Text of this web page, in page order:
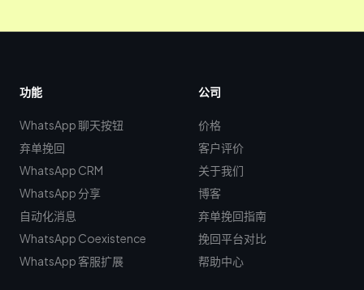
功能
WhatsApp 聊天按钮
弃单挽回
WhatsApp CRM
WhatsApp 分享
自动化消息
WhatsApp Coexistence
WhatsApp 客服扩展
公司
价格
客户评价
关于我们
博客
弃单挽回指南
挽回平台对比
帮助中心